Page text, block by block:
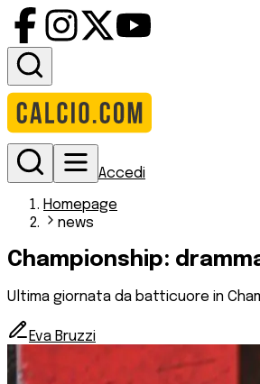
Accedi
Homepage
news
Championship:
Ultima giornata da batticuore in
Eva Bruzzi